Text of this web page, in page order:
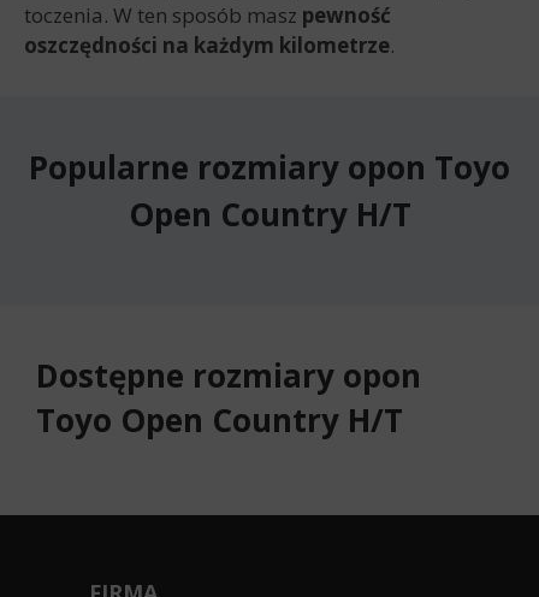
toczenia. W ten sposób masz pewność
oszczędności na każdym kilometrze.
Popularne rozmiary opon Toyo
Open Country H/T
Dostępne rozmiary opon
Toyo Open Country H/T